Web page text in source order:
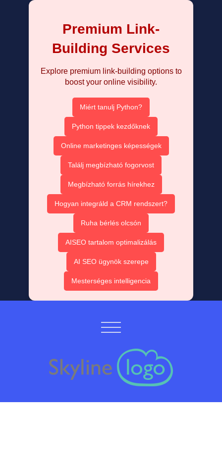
Premium Link-
Building Services
Explore premium link-building options to
boost your online visibility.
Miért tanulj Python?
Python tippek kezdőknek
Online marketinges képességek
Találj megbízható fogorvost
Megbízható forrás hírekhez
Hogyan integráld a CRM rendszert?
Ruha bérlés olcsón
AISEO tartalom optimalizálás
AI SEO ügynök szerepe
Mesterséges intelligencia